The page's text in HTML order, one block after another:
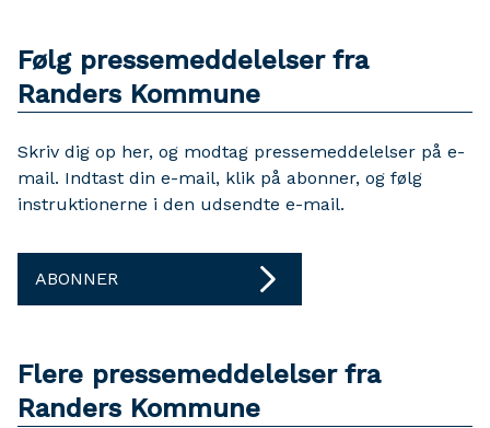
Følg pressemeddelelser fra
Randers Kommune
Skriv dig op her, og modtag pressemeddelelser på e-
mail. Indtast din e-mail, klik på abonner, og følg
instruktionerne i den udsendte e-mail.
ABONNER
Flere pressemeddelelser fra
Randers Kommune